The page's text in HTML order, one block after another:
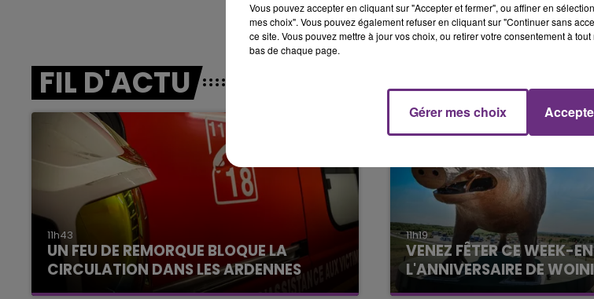
FIL D'ACTU
11h43
UN FEU DE REMORQUE BLOQUE LA
CIRCULATION DANS LES ARDENNES
Un feu de remorque s'est déclaré ce mercredi
11h19
VENEZ FÊTER CE WEEK-
L'ANNIVERSAIRE DE
Ce samedi 8 août sera un
LE TICKET DE CAISSE
Vous pouvez accepter en cliquant sur "Accepter et fermer", ou affiner en
mes choix". Vous pouvez également refuser en cliquant sur "Continuer sans
ce site. Vous pouvez mettre à jour vos choix, ou retirer votre consentement à
bas de chaque page.
Gérer mes choix